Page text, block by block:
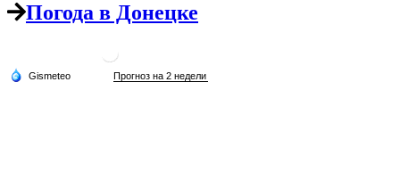
Погода в Донецке